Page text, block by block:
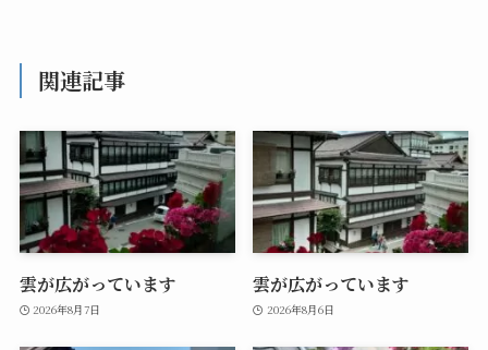
関連記事
雲が広がっています
2026年8月7日
雲が広がっています
2026年8月6日